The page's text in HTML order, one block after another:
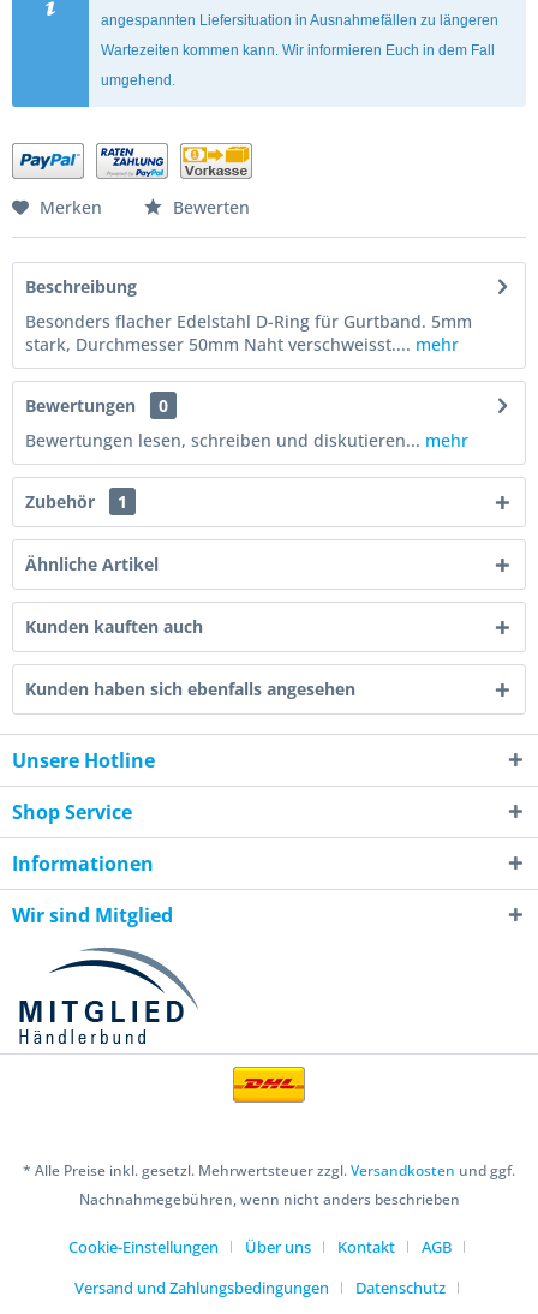
angespannten Liefersituation in Ausnahmefällen zu längeren
Wartezeiten kommen kann. Wir informieren Euch in dem Fall
umgehend.
Merken Bewerten
Beschreibung
Besonders flacher Edelstahl D-Ring für Gurtband. 5mm
stark, Durchmesser 50mm Naht verschweisst.... mehr
Bewertungen
0
Bewertungen lesen, schreiben und diskutieren... mehr
Zubehör 1
Ähnliche Artikel
Kunden kauften auch
Kunden haben sich ebenfalls angesehen
Unsere Hotline
Shop Service
Informationen
Wir sind Mitglied
* Alle Preise inkl. gesetzl. Mehrwertsteuer zzgl.Versandkosten und ggf.
Nachnahmegebühren, wenn nicht anders beschrieben
Cookie-Einstellungen Über uns Kontakt
AGB
Versand und Zahlungsbedingungen
Datenschutz